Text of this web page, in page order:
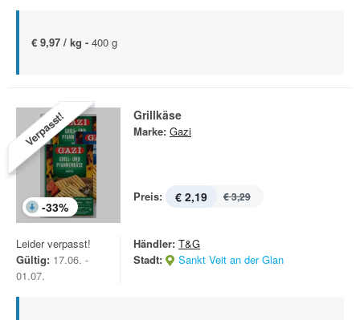
€ 9,97 / kg - 400 g
Verpasst!
-33%
Grillkäse
Marke: Gazi
Preis: € 2,19 € 3,29
Leider verpasst!
Gültig: 17.06. -
01.07.
Händler: T&G
Stadt:
Sankt Veit an der Glan